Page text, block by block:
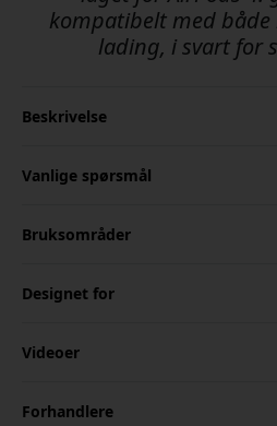
kompatibelt med
lading, i svart for
Beskrivelse
Vanlige spørsmål
Bruksområder
Designet for
Videoer
Forhandlere